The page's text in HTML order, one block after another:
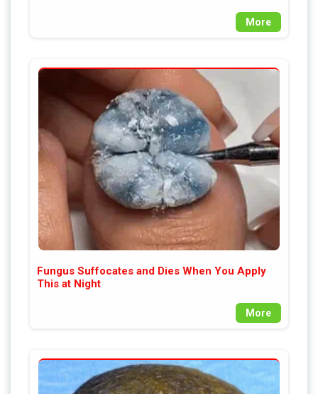
More
Fungus Suffocates and Dies When You Apply
This at Night
More